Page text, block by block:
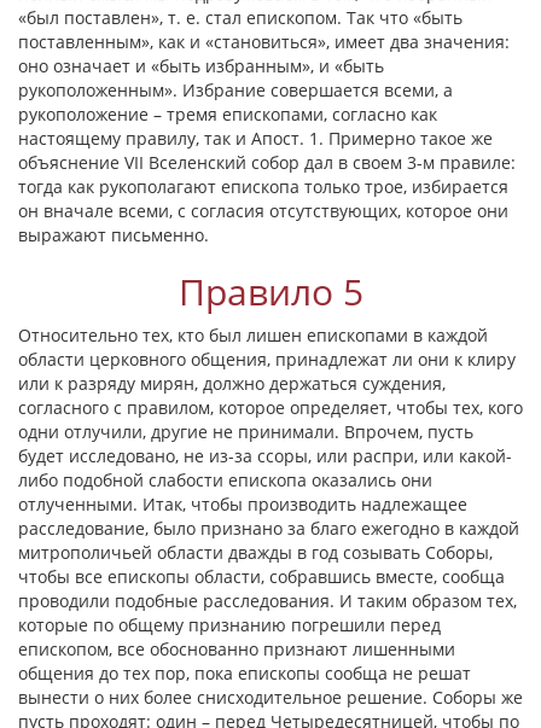
«был поставлен», т. е. стал епископом. Так что «быть
поставленным», как и «становиться», имеет два значения:
оно означает и «быть избранным», и «быть
рукоположенным». Избрание совершается всеми, а
рукоположение – тремя епископами, согласно как
настоящему правилу, так и Апост. 1. Примерно такое же
объяснение VII Вселенский собор дал в своем 3-м правиле:
тогда как рукополагают епископа только трое, избирается
он вначале всеми, с согласия отсутствующих, которое они
выражают письменно.
Правило 5
Относительно тех, кто был лишен епископами в каждой
области церковного общения, принадлежат ли они к клиру
или к разряду мирян, должно держаться суждения,
согласного с правилом, которое определяет, чтобы тех, кого
одни отлучили, другие не принимали. Впрочем, пусть
будет исследовано, не из-за ссоры, или распри, или какой-
либо подобной слабости епископа оказались они
отлученными. Итак, чтобы производить надлежащее
расследование, было признано за благо ежегодно в каждой
митрополичьей области дважды в год созывать Соборы,
чтобы все епископы области, собравшись вместе, сообща
проводили подобные расследования. И таким образом тех,
которые по общему признанию погрешили перед
епископом, все обоснованно признают лишенными
общения до тех пор, пока епископы сообща не решат
вынести о них более снисходительное решение. Соборы же
пусть проходят: один – перед Четыредесятницей, чтобы по